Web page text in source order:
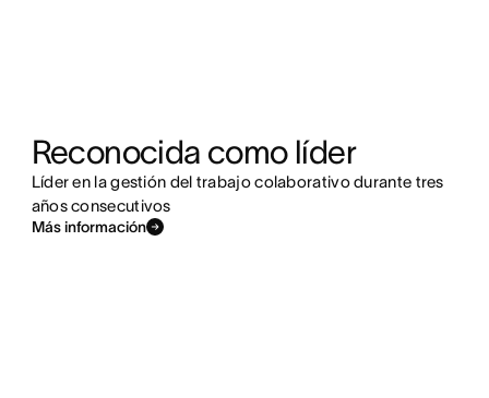
Reconocida como líder
Líder en la gestión del trabajo colaborativo durante tres
años consecutivos
Más información